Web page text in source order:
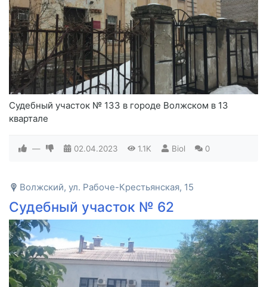
Судебный участок № 133 в городе Волжском в 13
квартале
— 02.04.2023 1.1K Biol 0
Волжский, ул. Рабоче-Крестьянская, 15
Судебный участок № 62